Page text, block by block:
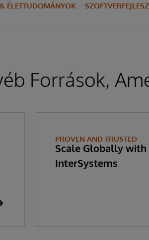
ÉLETTUDOMÁNYOK
Források,
PROVEN AND TRUSTED
Scale Globally with
InterSystems